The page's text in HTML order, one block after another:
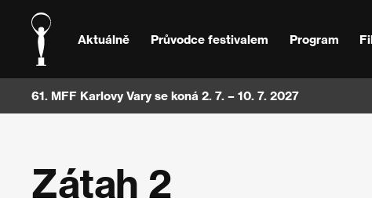
Aktuálně Průvodce festivalem Program
61. MFF Karlovy Vary se koná 2. 7. – 10. 7. 2027
Zátah 2